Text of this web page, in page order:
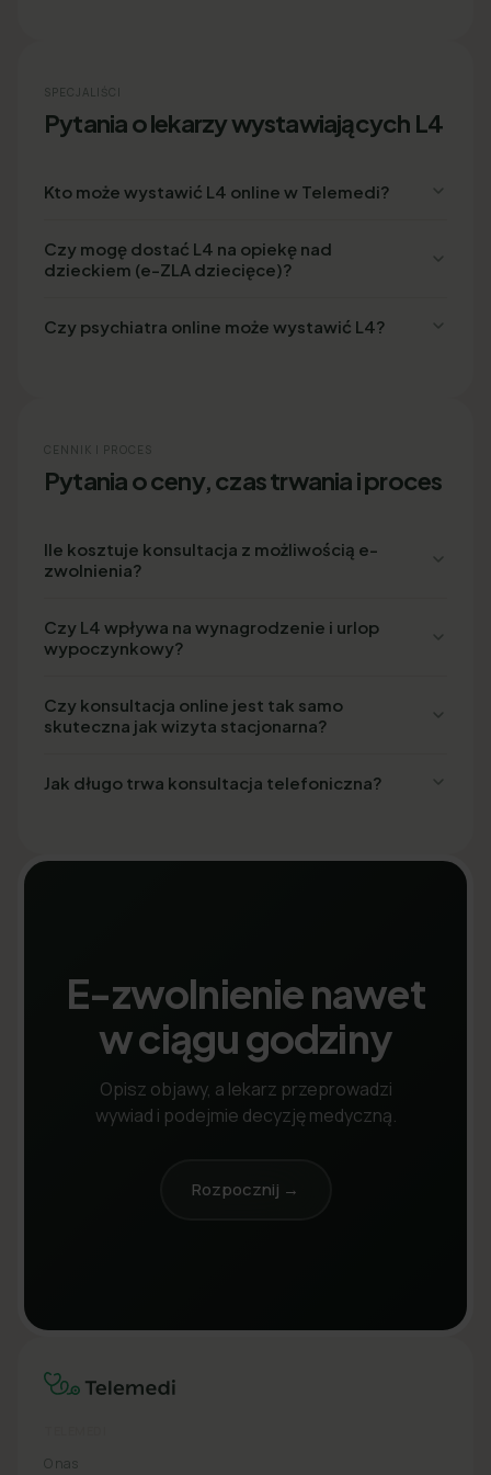
SPECJALIŚCI
Pytania o lekarzy wystawiających L4
Kto może wystawić L4 online w Telemedi?
Czy mogę dostać L4 na opiekę nad
dzieckiem (e-ZLA dziecięce)?
Czy psychiatra online może wystawić L4?
CENNIK I PROCES
Pytania o ceny, czas trwania i proces
Ile kosztuje konsultacja z możliwością e-
zwolnienia?
Czy L4 wpływa na wynagrodzenie i urlop
wypoczynkowy?
Czy konsultacja online jest tak samo
skuteczna jak wizyta stacjonarna?
Jak długo trwa konsultacja telefoniczna?
E-zwolnienie nawet
w ciągu godziny
Opisz objawy, a lekarz przeprowadzi
wywiad i podejmie decyzję medyczną.
Rozpocznij →
O nas